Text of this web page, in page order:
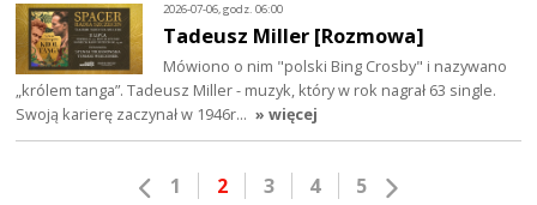
2026-07-06, godz. 06:00
Tadeusz Miller [Rozmowa]
Mówiono o nim "polski Bing Crosby" i nazywano
„królem tanga”. Tadeusz Miller - muzyk, który w rok nagrał 63 single.
Swoją karierę zaczynał w 1946r… » więcej
1 2 3 4 5